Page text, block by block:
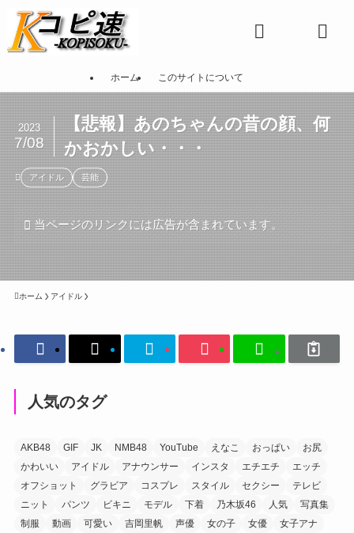
ホーム このサイトについて
【悲報】あのちゃんの昔の顔、何
かおかしい・・・
2023
7/08
アイドル 芸能
当ページのリンクには広告が含まれています。
ホーム アイドル
人気のタグ
AKB48 GIF JK NMB48 YouTube えなこ おっぱい
お尻
かわいい
アイドル アナウンサー インスタ エチエチ
エッチ
オフショット
グラビア コスプレ スタイル セクシー
テレビ
ニット
パンツ ビキニ モデル 下着 乃木坂46 人気
写真集
制服
動画 可愛い 吉岡里帆 声優 女の子 女優
女子アナ